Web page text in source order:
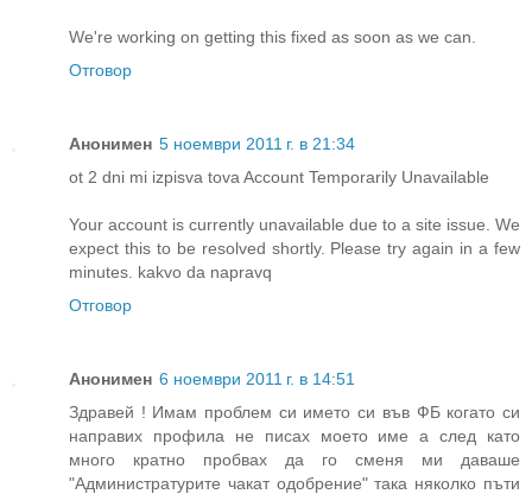
We're working on getting this fixed as soon as we can.
Отговор
Анонимен 5 ноември 2011 г. в 21:34
ot 2 dni mi izpisva tova Account Temporarily Unavailable
Your account is currently unavailable due to a site issue. We
expect this to be resolved shortly. Please try again in a few
minutes. kakvo da napravq
Отговор
Анонимен 6 ноември 2011 г. в 14:51
Здравей ! Имам проблем си името си във ФБ когато си
направих профила не писах моето име а след като
много кратно пробвах да го сменя ми даваше
"Администратурите чакат одобрение" така няколко пъти